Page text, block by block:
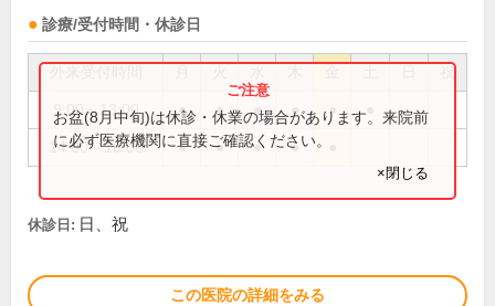
診療/受付時間・休診日
祝
9:00～13:00 ● ● ● ● ●
14:00～18:00 ● ● ● ●
お盆(8月中旬)は休診・休業の場合があります。来院前
に必ず医療機関に直接ご確認ください。
×閉じる
休診日: 日、祝
この医院の詳細をみる